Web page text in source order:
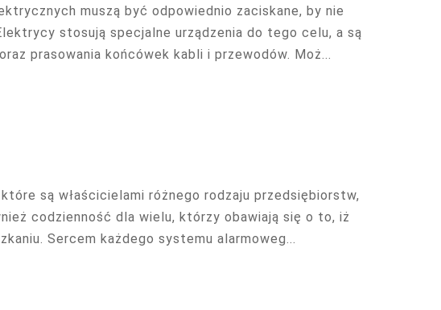
muszą być odpowiednio zaciskane, by nie
stosują specjalne urządzenia do tego celu, a są
prasowania końcówek kabli i przewodów. Moż...
są właścicielami różnego rodzaju przedsiębiorstw,
codzienność dla wielu, którzy obawiają się o to, iż
Sercem każdego systemu alarmoweg...